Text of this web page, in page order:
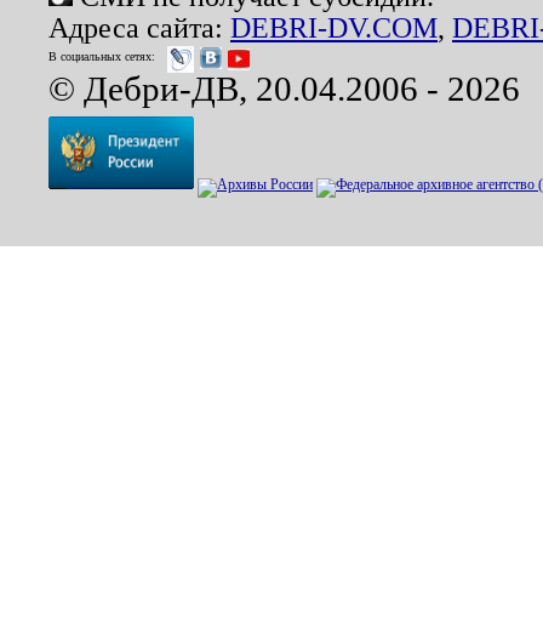
Адреса сайта: DEBRI-DV.COM,
В социальных сетях:
© Дебри-ДВ, 20.04.2006 - 2026